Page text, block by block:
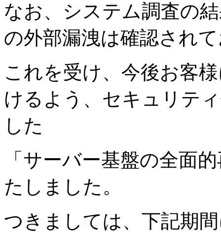
なお、システム調査の
の外部漏洩は確認され
これを受け、今後お客
けるよう、セキュリテ
した
「サーバー基盤の全面
たしました。
つきましては、下記期